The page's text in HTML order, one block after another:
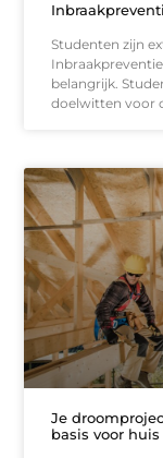
Studenten zijn
belangrijk.
doelwitten voor
Je
basis voor